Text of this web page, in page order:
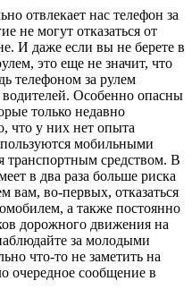
отвлекает нас телефон за
не могут отказаться от
И даже если вы не берете в
это еще не значит, что
телефоном за рулем
водителей. Особенно опасны
только недавно
что у них нет опыта
мобильными
транспортным средством. В
в два раза больше риска
вам, во-первых, отказаться
а также постоянно
дорожного движения на
за молодыми
что-то не заметить на
очередное сообщение в